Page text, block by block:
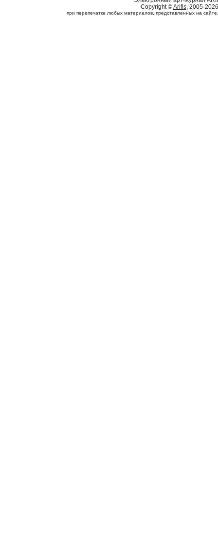
Copyright ©Arifis, 2005-2026
при перепечатке любых материалов, представленных на